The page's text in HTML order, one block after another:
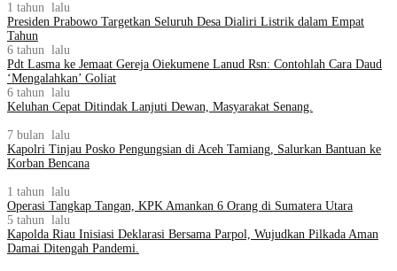
1 tahun lalu
Presiden Prabowo Targetkan Seluruh Desa Dialiri Listrik dalam Empat
Tahun
6 tahun lalu
Pdt Lasma ke Jemaat Gereja Oiekumene Lanud Rsn: Contohlah Cara Daud
‘Mengalahkan’ Goliat
6 tahun lalu
Keluhan Cepat Ditindak Lanjuti Dewan, Masyarakat Senang.
7 bulan lalu
Kapolri Tinjau Posko Pengungsian di Aceh Tamiang, Salurkan Bantuan ke
Korban Bencana
1 tahun lalu
Operasi Tangkap Tangan, KPK Amankan 6 Orang di Sumatera Utara
5 tahun lalu
Kapolda Riau Inisiasi Deklarasi Bersama Parpol, Wujudkan Pilkada Aman
Damai Ditengah Pandemi.